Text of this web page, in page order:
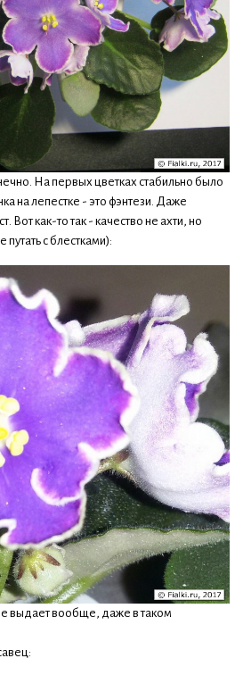
На первых цветках стабильно было
на лепестке - это фэнтези. Даже
Вот как-то так - качество не ахти, но
путать с блестками):
выдает вообще, даже в таком